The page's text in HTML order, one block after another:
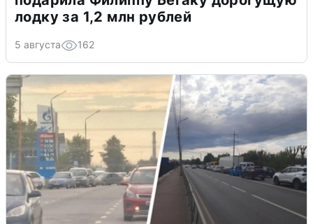
лодку за 1,2 млн рублей
5 августа 162